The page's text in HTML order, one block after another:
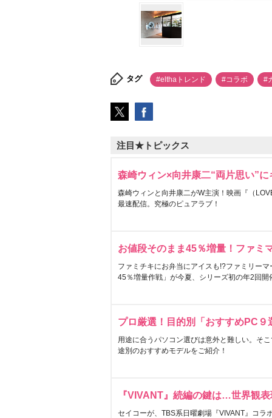
タグ #elthaトレンド #コラボ #
注目★トピックス
森崎ウィン×向井康二“両片思い”
森崎ウィンと向井康二がW主演！映画『（
最速配信。究極のピュアラブ！
お値段そのまま45％増量！ファミ
ファミチキにお弁当にアイスも!?ファミリー
45％増量作戦」が今夏、シリーズ初の年2回開
プロ厳選！目的別「おすすめPC９
用途に合うパソコン選びは意外と難しい。そ
途別のおすすめモデルをご紹介！
『VIVANT』続編の鍵は…世界観
セイコーが、TBS系日曜劇場『VIVANT』コラ